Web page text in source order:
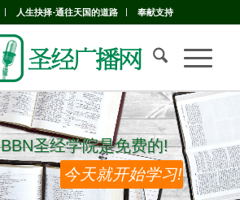
人生抉择-通往天国的道路 奉献支持
BBN圣经学院是免费的!
BBN圣经学院是免费的!
今天就开始学习!